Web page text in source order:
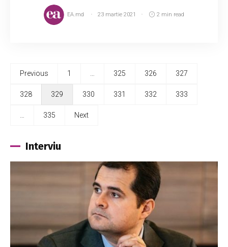
EA.md 23 martie 2021 2 min read
Previous 1 325 326 327
328 329 330 331 332 333
335 Next
Interviu